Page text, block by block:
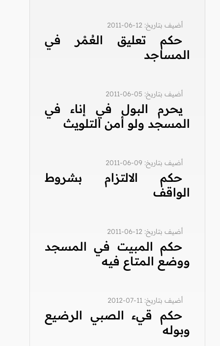
أضيف بتاريخ: 12-06-2011
حكم تعليق العُمْر في
المساجد
أضيف بتاريخ: 05-06-2011
يحرم البول في إناء في
المسجد ولو أمن التلويث
أضيف بتاريخ: 09-06-2011
حكم الالتزام بشروط
الواقف
أضيف بتاريخ: 12-06-2011
حكم المبيت في المسجد
ووضع المتاع فيه
أضيف بتاريخ: 11-07-2012
حكم قيء الصبي الرضيع
وبوله